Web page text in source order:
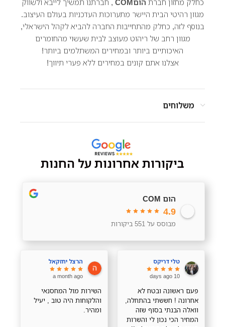
מגוון רהיטי הבית היישר מתערוכות העדכניות בעולם העיצוב.
בנוסף לזה, כחלק מהתחייבות החברה להביא לקהל הישראלי,
מגוון רחב של ריהוט מעוצב לבית שעשוי מהחומרים
האיכותיים ביותר ובמחירים המשתלמים ביותר!
אצלנו אתם קונים במחירים ללא פערי תיווך!
משלוחים
ביקורות אחרונות על החנות
הום COM
4.9
מבוסס על 551 ביקורות
טלי דריקס
10 days ago
פעם ראשונה ובטח לא
אחרונה ! חששתי בהתחלה,
וואלה הבנתי בסוף שזה
המחיר הכי נכון לי והשרות
הרצל יחזקאל
a month ago
השירות מול המחסנאי
והלקוחות היה טוב , יעיל
ומהיר.